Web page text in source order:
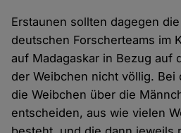
Erstaunen sollten dagegen
deutschen Forscherteams im
auf Madagaskar in Bezug auf
der Weibchen nicht völlig. Bei
die Weibchen über die
entscheiden, aus wie vielen